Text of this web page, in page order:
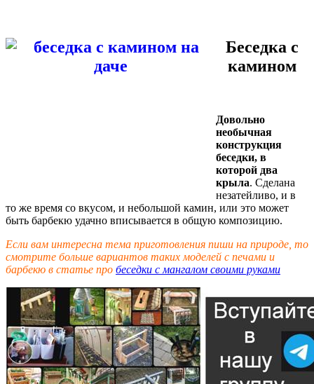
Беседка с
камином
Довольно
необычная
конструкция
беседки, в
которой два
крыла. Сделана
незатейливо, и в
то же время со вкусом, и небольшой камин, или это может
быть барбекю удачно вписывается в общую композицию.
Если вам интересна тема приготовления пиши на природе, то
смотрите больше вариантов таких моделей с печами и
барбекю в статье про беседки с мангалом своими руками